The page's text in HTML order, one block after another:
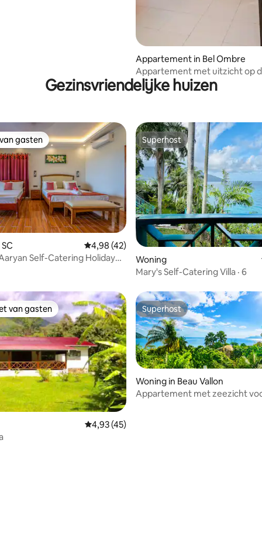
Appartement in Bel Ombre
Appartement met uitzicht op
Gezinsvriendelijke huizen
van 4,92 uit 5, 343 recensies
gasten
gasten
Gemiddelde beoordeling van 4,98 uit 5, 42
4,98 (42)
Self-Catering Holiday
Superhost
Superhost
Woning
Mary's Self-Catering Villa · 6
van 4,92 uit 5, 83 recensies
van gasten
van gasten
Gemiddelde beoordeling van 4,93 uit 5, 45
4,93 (45)
Superhost
Superhost
Woning in Beau Vallon
Appartement met zeezicht